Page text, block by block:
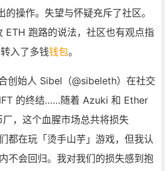
操作。失望与怀疑充斥了社区。
ETH 跑路的说法，社区也有观点指
入了多钱钱包。
创始人 Sibel（@sibeleth）在社交
的终结……随着 Azuki 和 Ether
，这个血腥市场总共将损失
都在玩「烫手山芋」游戏，但我认
不会回归。我对我们的损失感到抱